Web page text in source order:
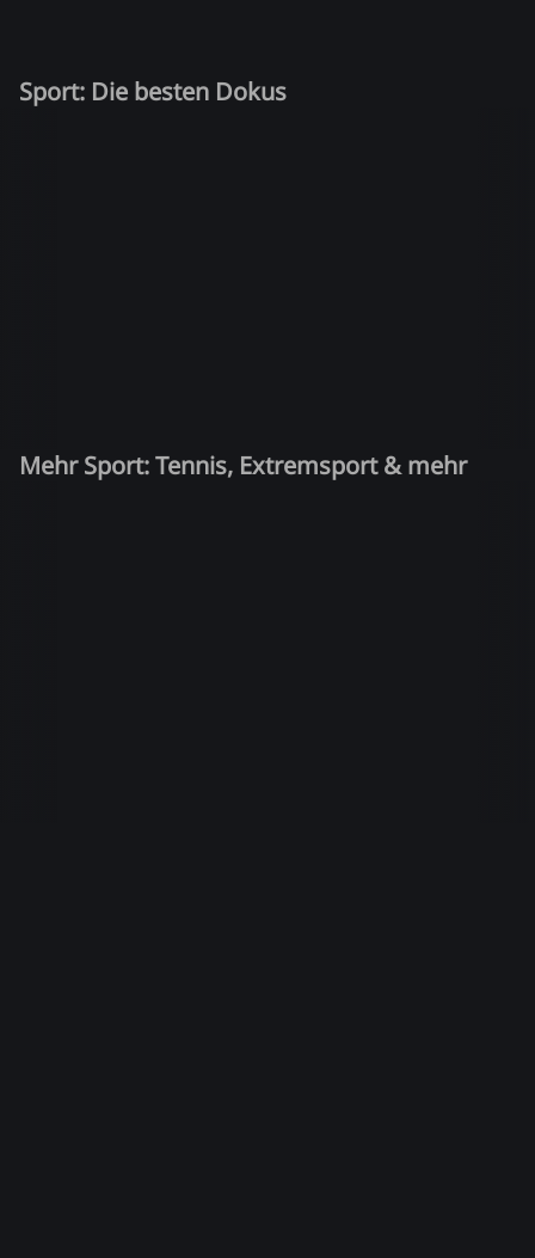
Sport: Die besten Dokus
Mehr Sport: Tennis, Extremsport & mehr